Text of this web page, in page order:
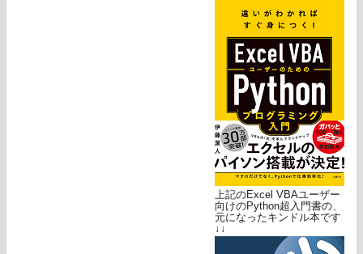
上記のExcel VBAユーザー
向けのPython超入門書の、
元になったキンドル本です
↓↓